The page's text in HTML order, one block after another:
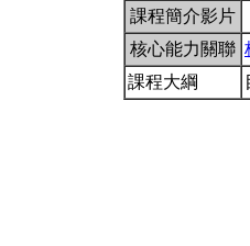
課程簡介影片
核心能力關聯
課程大綱